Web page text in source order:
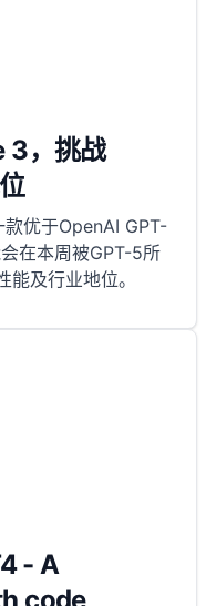
3，挑战
优于OpenAI GPT-
在本周被GPT-5所
及行业地位。
- A